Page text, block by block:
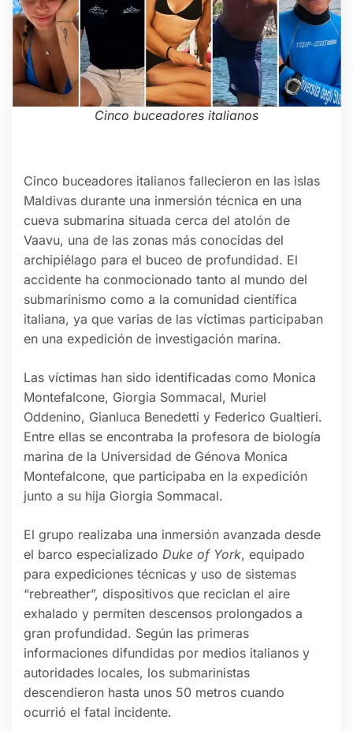
Cinco buceadores italianos
Cinco buceadores italianos fallecieron en las islas
Maldivas durante una inmersión técnica en una
cueva submarina situada cerca del atolón de
Vaavu, una de las zonas más conocidas del
archipiélago para el buceo de profundidad. El
accidente ha conmocionado tanto al mundo del
submarinismo como a la comunidad científica
italiana, ya que varias de las víctimas participaban
en una expedición de investigación marina.
Las víctimas han sido identificadas como Monica
Montefalcone, Giorgia Sommacal, Muriel
Oddenino, Gianluca Benedetti y Federico Gualtieri.
Entre ellas se encontraba la profesora de biología
marina de la Universidad de Génova Monica
Montefalcone, que participaba en la expedición
junto a su hija Giorgia Sommacal.
El grupo realizaba una inmersión avanzada desde
el barco especializado Duke of York, equipado
para expediciones técnicas y uso de sistemas
“rebreather”, dispositivos que reciclan el aire
exhalado y permiten descensos prolongados a
gran profundidad. Según las primeras
informaciones difundidas por medios italianos y
autoridades locales, los submarinistas
descendieron hasta unos 50 metros cuando
ocurrió el fatal incidente.